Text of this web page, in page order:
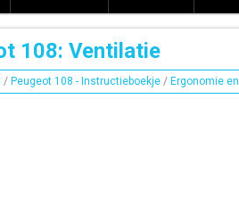
108: Ventilatie
/ Peugeot 108 - Instructieboekje / Ergonomie